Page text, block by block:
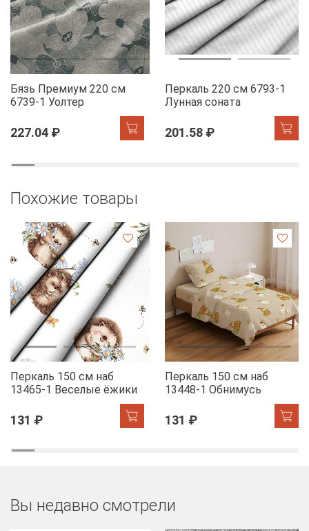
Бязь Премиум 220 см
6739-1 Уолтер
227.04 ₽
Перкаль 220 см 6793-1
Лунная соната
201.58 ₽
Похожие товары
Перкаль 150 см наб
13465-1 Веселые ёжики
131 ₽
Перкаль 150 см наб
13448-1 Обнимусь
131 ₽
Вы недавно смотрели